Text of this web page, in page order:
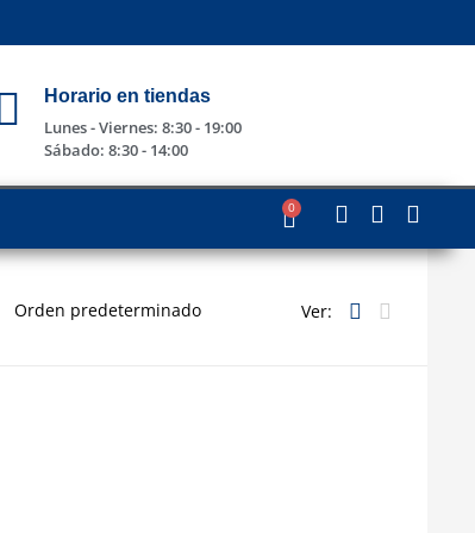
Horario en tiendas
Lunes - Viernes: 8:30 - 19:00
Sábado: 8:30 - 14:00
0
Ver: